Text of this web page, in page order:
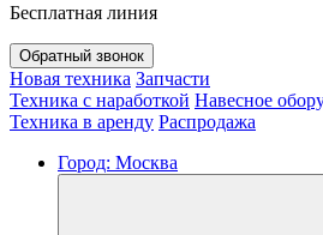
Бесплатная линия
Обратный звонок
Новая техника Запчасти
Техника с наработкой Навесное
Техника в аренду Распродажа
Город: Москва